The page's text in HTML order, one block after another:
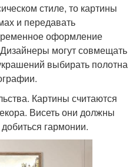
стиле, то картины
и передавать
оформление
могут совмещать
выбирать полотна
Картины считаются
Висеть они должны
гармонии.